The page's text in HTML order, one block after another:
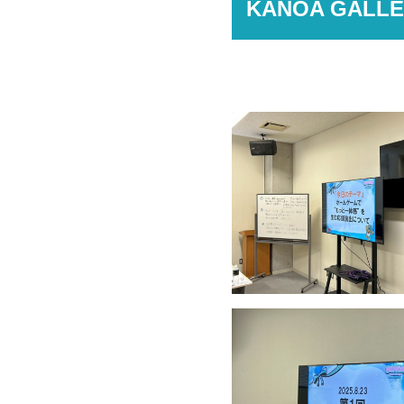
KANOA